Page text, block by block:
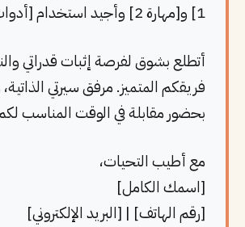
1] و[مهارة 2] وأجيد استخدام [أدوات/برامج].
أتطلع بشوق لفرصة إثبات قدراتي
فريقكم المتميز. مرفق سيرتي
بحضور مقابلة في الوقت المناسب
مع أطيب التحيات،
[اسمك الكامل]
[رقم الهاتف] | [البريد الإلكتروني]